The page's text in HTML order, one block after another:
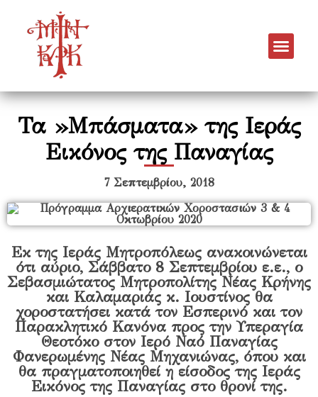
Τα »Μπάσματα» της Ιεράς
Εικόνος της Παναγίας
7 Σεπτεμβρίου, 2018
Εκ της Ιεράς Μητροπόλεως ανακοινώνεται
ότι αύριο, Σάββατο 8 Σεπτεμβρίου ε.ε., ο
Σεβασμιώτατος Μητροπολίτης Νέας Κρήνης
και Καλαμαριάς κ. Ιουστίνος θα
χοροστατήσει κατά τον Εσπερινό και τον
Παρακλητικό Κανόνα προς την Υπεραγία
Θεοτόκο στον Ιερό Ναό Παναγίας
Φανερωμένης Νέας Μηχανιώνας, όπου και
θα πραγματοποιηθεί η είσοδος της Ιεράς
Εικόνος της Παναγίας στο θρονί της.